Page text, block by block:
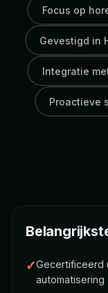
Focus op
Gevestigd in
Integratie
Proactieve
✓Gecertificeerd
automatisering